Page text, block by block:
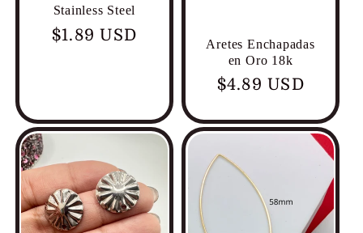
Stainless Steel
Precio
$1.89 USD
Aretes Enchapadas
en Oro 18k
Precio
$4.89 USD